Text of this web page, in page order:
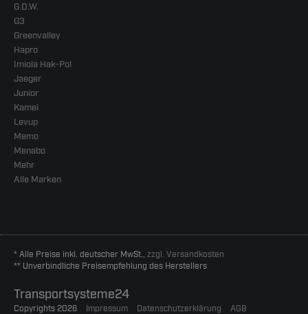
G.D.W.
G3
Greenvalley
Hapro
Imiola Hak-Pol
Jaeger
Junior
Kamei
Levup
Memo
Menabo
Mehr
Alle Marken
* Alle Preise inkl. deutscher MwSt., zzgl. Versandkosten
** Unverbindliche Preisempfehlung des Herstellers
Transportsysteme24
Copyrights 2026 Impressum Datenschutzerklärung AGB